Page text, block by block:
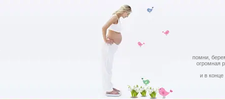
помни,
огромная
и в